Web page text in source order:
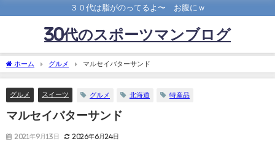
３０代は脂がのってるよ〜 お腹にｗ
30代のスポーツマンブログ
ホーム グルメ マルセイバターサンド
グルメ スイーツ グルメ 北海道 特産品
マルセイバターサンド
2021年9月13日 2026年6月24日